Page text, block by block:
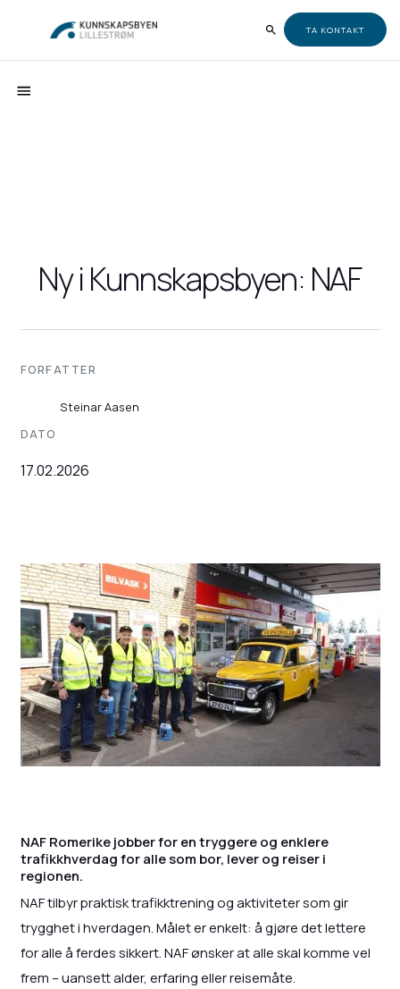
TA KONTAKT
Ny i Kunnskapsbyen: NAF
FORFATTER
Steinar Aasen
DATO
17.02.2026
NAF Romerike jobber for en tryggere og enklere
trafikkhverdag for alle som bor, lever og reiser i
regionen.
NAF tilbyr praktisk trafikktrening og aktiviteter som gir
trygghet i hverdagen. Målet er enkelt: å gjøre det lettere
for alle å ferdes sikkert. NAF ønsker at alle skal komme vel
frem – uansett alder, erfaring eller reisemåte.